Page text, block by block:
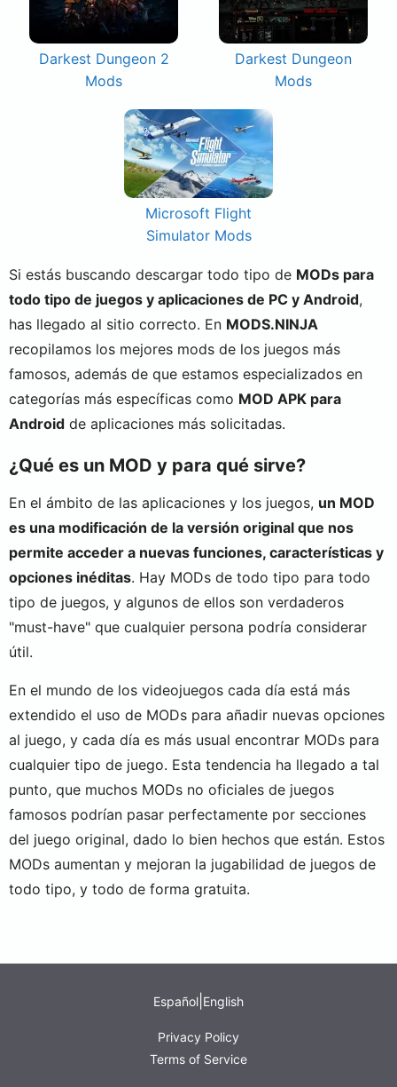
Darkest Dungeon 2
Mods
Darkest Dungeon
Mods
Microsoft Flight
Simulator Mods
Si estás buscando descargar todo tipo de MODs para
todo tipo de juegos y aplicaciones de PC y Android,
has llegado al sitio correcto. En MODS.NINJA
recopilamos los mejores mods de los juegos más
famosos, además de que estamos especializados en
categorías más específicas como MOD APK para
Android de aplicaciones más solicitadas.
¿Qué es un MOD y para qué sirve?
En el ámbito de las aplicaciones y los juegos, un MOD
es una modificación de la versión original que nos
permite acceder a nuevas funciones, características y
opciones inéditas. Hay MODs de todo tipo para todo
tipo de juegos, y algunos de ellos son verdaderos
"must-have" que cualquier persona podría considerar
útil.
En el mundo de los videojuegos cada día está más
extendido el uso de MODs para añadir nuevas opciones
al juego, y cada día es más usual encontrar MODs para
cualquier tipo de juego. Esta tendencia ha llegado a tal
punto, que muchos MODs no oficiales de juegos
famosos podrían pasar perfectamente por secciones
del juego original, dado lo bien hechos que están. Estos
MODs aumentan y mejoran la jugabilidad de juegos de
todo tipo, y todo de forma gratuita.
Español English
Privacy Policy
Terms of Service